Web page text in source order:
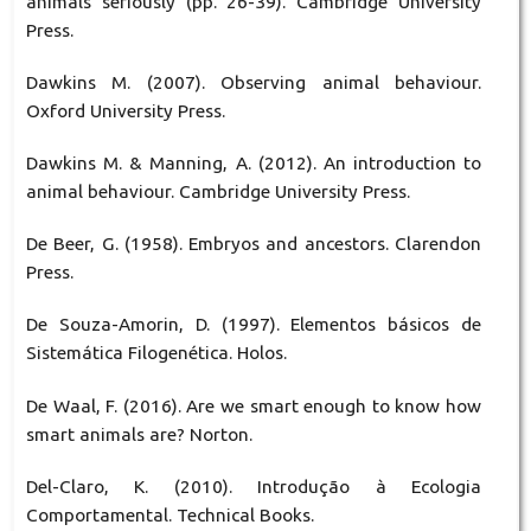
Press.
Dawkins M. (2007). Observing animal behaviour.
Oxford University Press.
Dawkins M. & Manning, A. (2012). An introduction to
animal behaviour. Cambridge University Press.
De Beer, G. (1958). Embryos and ancestors. Clarendon
Press.
De Souza-Amorin, D. (1997). Elementos básicos de
Sistemática Filogenética. Holos.
De Waal, F. (2016). Are we smart enough to know how
smart animals are? Norton.
Del-Claro, K. (2010). Introdução à Ecologia
Comportamental. Technical Books.